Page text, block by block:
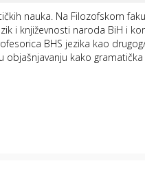
nauka. Na Filozofskom
i književnosti naroda BiH i
BHS jezika kao
objašnjavanju kako